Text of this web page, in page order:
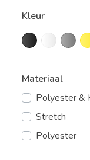
Kleur
Materiaal
Polyester &
Stretch
Polyester